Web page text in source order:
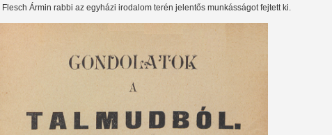
Flesch Ármin rabbi az egyházi irodalom terén jelentős munkásságot fejtett ki.